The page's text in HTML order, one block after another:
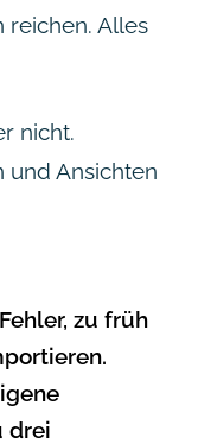
reichen. Alles
nicht.
und Ansichten
zu früh
drei